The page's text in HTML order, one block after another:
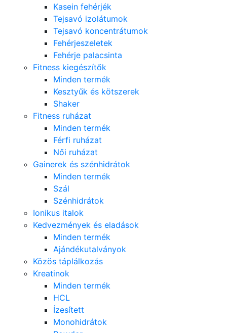
Kasein fehérjék
Tejsavó izolátumok
Tejsavó koncentrátumok
Fehérjeszeletek
Fehérje palacsinta
Fitness kiegészítők
Minden termék
Kesztyűk és kötszerek
Shaker
Fitness ruházat
Minden termék
Férfi ruházat
Női ruházat
Gainerek és szénhidrátok
Minden termék
Szál
Szénhidrátok
Ionikus italok
Kedvezmények és eladások
Minden termék
Ajándékutalványok
Közös táplálkozás
Kreatinok
Minden termék
HCL
Ízesített
Monohidrátok